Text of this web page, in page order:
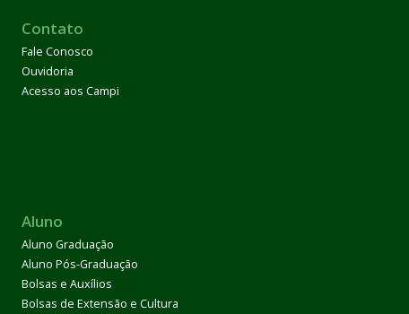
Contato
Fale Conosco
Ouvidoria
Acesso aos Campi
Aluno
Aluno Graduação
Aluno Pós-Graduação
Bolsas e Auxílios
Bolsas de Extensão e Cultura